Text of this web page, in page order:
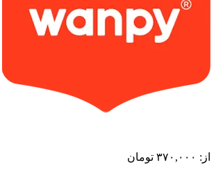
از: ۳۷۰,۰۰۰ تومان